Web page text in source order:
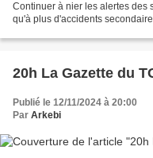
Continuer à nier les alertes des
qu'à plus d'accidents
20h La Gazette du
Publié le 12/11/2024 à 20:00
Par Arkebi